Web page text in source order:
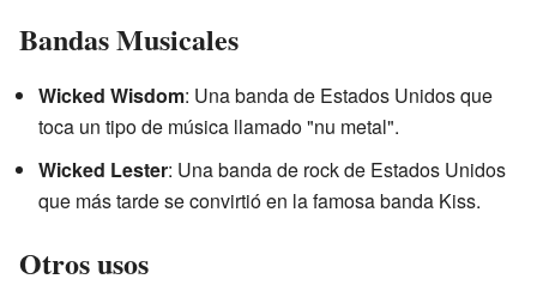
Bandas Musicales
Wicked Wisdom: Una banda de Estados Unidos que
toca un tipo de música llamado "nu metal".
Wicked Lester: Una banda de rock de Estados Unidos
que más tarde se convirtió en la famosa banda Kiss.
Otros usos